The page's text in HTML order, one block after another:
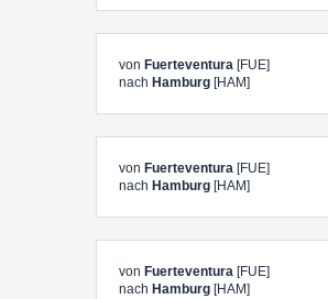
von Fuerteventura [FUE]
nach Hamburg [HAM]
von Fuerteventura [FUE]
nach Hamburg [HAM]
von Fuerteventura [FUE]
nach Hamburg [HAM]